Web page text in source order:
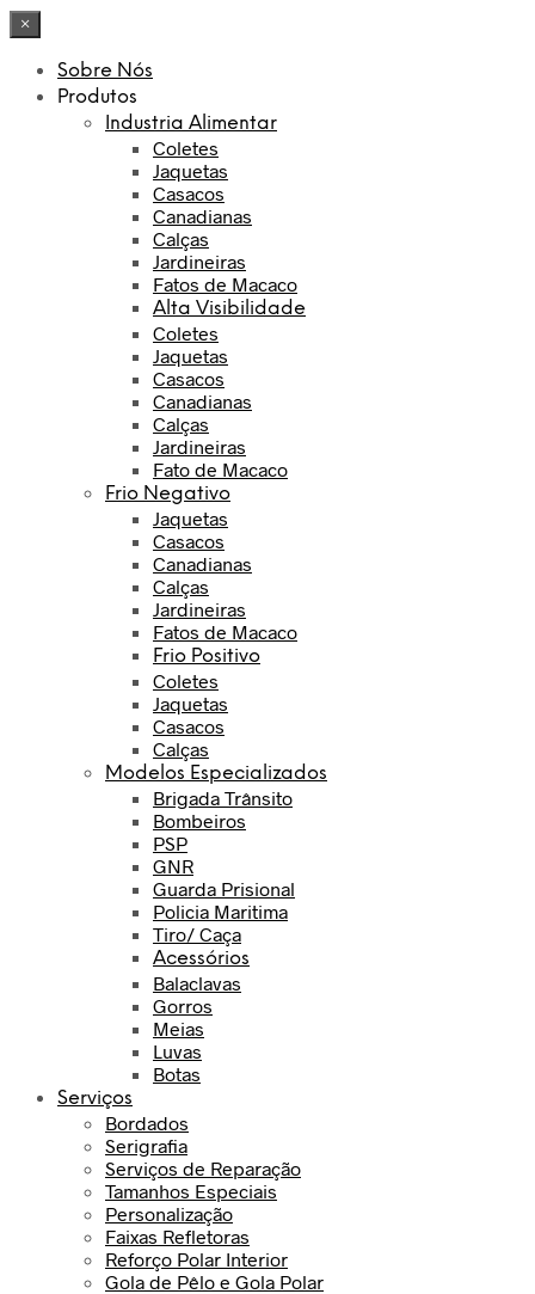
×
Sobre Nós
Produtos
Industria Alimentar
Coletes
Jaquetas
Casacos
Canadianas
Calças
Jardineiras
Fatos de Macaco
Alta Visibilidade
Coletes
Jaquetas
Casacos
Canadianas
Calças
Jardineiras
Fato de Macaco
Frio Negativo
Jaquetas
Casacos
Canadianas
Calças
Jardineiras
Fatos de Macaco
Frio Positivo
Coletes
Jaquetas
Casacos
Calças
Modelos Especializados
Brigada Trânsito
Bombeiros
PSP
GNR
Guarda Prisional
Policia Maritima
Tiro/ Caça
Acessórios
Balaclavas
Gorros
Meias
Luvas
Botas
Serviços
Bordados
Serigrafia
Serviços de Reparação
Tamanhos Especiais
Personalização
Faixas Refletoras
Reforço Polar Interior
Gola de Pêlo e Gola Polar